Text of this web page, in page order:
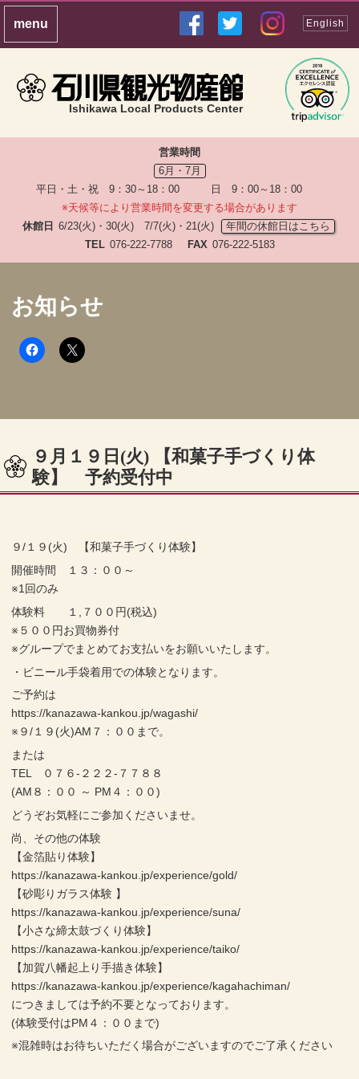
Ishikawa Local Products Center
English
営業時間
6月・7月
平日・土・祝 9：30～18：00 日 9：00～18：00
※天候等により営業時間を変更する場合があります
休館日 6/23(火)・30(火) 7/7(火)・21(火)
年間の休館日はこちら
TEL 076-222-7788 FAX 076-222-5183
お知らせ
９月１９日(火) 【和菓子手づくり体
験】 予約受付中
９/１９(火) 【和菓子手づくり体験】
開催時間 １３：００～
※1回のみ
体験料 １,７００円(税込)
※５００円お買物券付
※グループでまとめてお支払いをお願いいたします。
・ビニール手袋着用での体験となります。
ご予約は
https://kanazawa-kankou.jp/wagashi/
※９/１９(火)AM７：００まで。
または
TEL ０７６-２２２-７７８８
(AM８：００ ～ PM４：００)
どうぞお気軽にご参加くださいませ。
尚、その他の体験
【金箔貼り体験】
https://kanazawa-kankou.jp/experience/gold/
【砂彫りガラス体験 】
https://kanazawa-kankou.jp/experience/suna/
【小さな締太鼓づくり体験】
https://kanazawa-kankou.jp/experience/taiko/
【加賀八幡起上り手描き体験】
https://kanazawa-kankou.jp/experience/kagahachiman/
につきましては予約不要となっております。
(体験受付はPM４：００まで)
※混雑時はお待ちいただく場合がございますのでご了承ください